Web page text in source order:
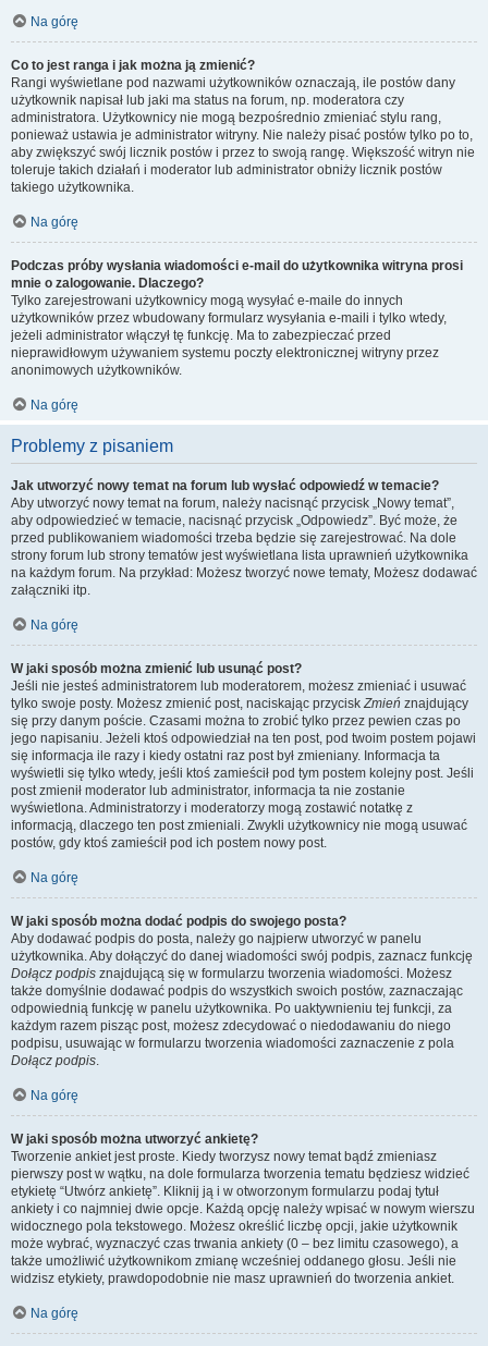
Na górę
Co to jest ranga i jak można ją zmienić?
Rangi wyświetlane pod nazwami użytkowników oznaczają, ile postów dany
użytkownik napisał lub jaki ma status na forum, np. moderatora czy
administratora. Użytkownicy nie mogą bezpośrednio zmieniać stylu rang,
ponieważ ustawia je administrator witryny. Nie należy pisać postów tylko po to,
aby zwiększyć swój licznik postów i przez to swoją rangę. Większość witryn nie
toleruje takich działań i moderator lub administrator obniży licznik postów
takiego użytkownika.
Na górę
Podczas próby wysłania wiadomości e-mail do użytkownika witryna prosi
mnie o zalogowanie. Dlaczego?
Tylko zarejestrowani użytkownicy mogą wysyłać e-maile do innych
użytkowników przez wbudowany formularz wysyłania e-maili i tylko wtedy,
jeżeli administrator włączył tę funkcję. Ma to zabezpieczać przed
nieprawidłowym używaniem systemu poczty elektronicznej witryny przez
anonimowych użytkowników.
Na górę
Problemy z pisaniem
Jak utworzyć nowy temat na forum lub wysłać odpowiedź w temacie?
Aby utworzyć nowy temat na forum, należy nacisnąć przycisk „Nowy temat”,
aby odpowiedzieć w temacie, nacisnąć przycisk „Odpowiedz”. Być może, że
przed publikowaniem wiadomości trzeba będzie się zarejestrować. Na dole
strony forum lub strony tematów jest wyświetlana lista uprawnień użytkownika
na każdym forum. Na przykład: Możesz tworzyć nowe tematy, Możesz dodawać
załączniki itp.
Na górę
W jaki sposób można zmienić lub usunąć post?
Jeśli nie jesteś administratorem lub moderatorem, możesz zmieniać i usuwać
tylko swoje posty. Możesz zmienić post, naciskając przyciskZmień znajdujący
się przy danym poście. Czasami można to zrobić tylko przez pewien czas po
jego napisaniu. Jeżeli ktoś odpowiedział na ten post, pod twoim postem pojawi
się informacja ile razy i kiedy ostatni raz post był zmieniany. Informacja ta
wyświetli się tylko wtedy, jeśli ktoś zamieścił pod tym postem kolejny post. Jeśli
post zmienił moderator lub administrator, informacja ta nie zostanie
wyświetlona. Administratorzy i moderatorzy mogą zostawić notatkę z
informacją, dlaczego ten post zmieniali. Zwykli użytkownicy nie mogą usuwać
postów, gdy ktoś zamieścił pod ich postem nowy post.
Na górę
W jaki sposób można dodać podpis do swojego posta?
Aby dodawać podpis do posta, należy go najpierw utworzyć w panelu
użytkownika. Aby dołączyć do danej wiadomości swój podpis, zaznacz funkcję
Dołącz podpis znajdującą się w formularzu tworzenia wiadomości. Możesz
także domyślnie dodawać podpis do wszystkich swoich postów, zaznaczając
odpowiednią funkcję w panelu użytkownika. Po uaktywnieniu tej funkcji, za
każdym razem pisząc post, możesz zdecydować o niedodawaniu do niego
podpisu, usuwając w formularzu tworzenia wiadomości zaznaczenie z pola
Dołącz podpis.
Na górę
W jaki sposób można utworzyć ankietę?
Tworzenie ankiet jest proste. Kiedy tworzysz nowy temat bądź zmieniasz
pierwszy post w wątku, na dole formularza tworzenia tematu będziesz widzieć
etykietę “Utwórz ankietę”. Kliknij ją i w otworzonym formularzu podaj tytuł
ankiety i co najmniej dwie opcje. Każdą opcję należy wpisać w nowym wierszu
widocznego pola tekstowego. Możesz określić liczbę opcji, jakie użytkownik
może wybrać, wyznaczyć czas trwania ankiety (0 – bez limitu czasowego), a
także umożliwić użytkownikom zmianę wcześniej oddanego głosu. Jeśli nie
widzisz etykiety, prawdopodobnie nie masz uprawnień do tworzenia ankiet.
Na górę